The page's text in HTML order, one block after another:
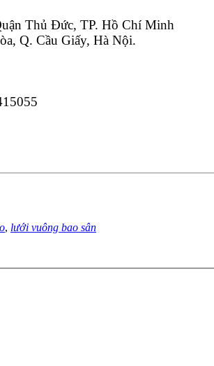
Thủ Đức, TP. Hồ Chí Minh
Q. Cầu Giấy, Hà Nội.
, lưới vuông bao sân